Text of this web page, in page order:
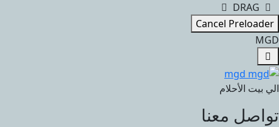
Cancel Preloader
MGD
الي بيت الأحلام
تواصل معنا